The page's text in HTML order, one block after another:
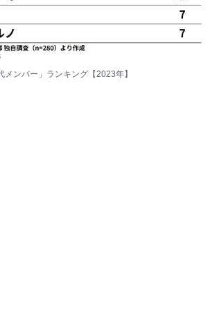
メンバー」ランキング【2023年】